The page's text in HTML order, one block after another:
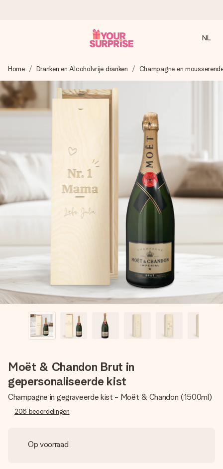
We maken jouw cadeau met zorg en zorgen dat het
razendsnel onderweg is - zodat jij kunt geven op precies
het juiste moment, wanneer het het meeste betekent.
4,8 (gebaseerd op +8.000 reviews)
Onze cadeaus worden gewaardeerd. Klanten beoordelen
ons met een 4,7 op Google Reviews
Gratis wenskaartje
Je maakt in een paar stappen iets unieks – met haar naam,
NL
Home Dranken en Alcoholvrije dranken Champagne en
Moët & Chandon Brut in
gepersonaliseerde kist
Champagne in gegraveerde kist - Moët & Chandon (1500ml)
206 beoordelingen
Op voorraad